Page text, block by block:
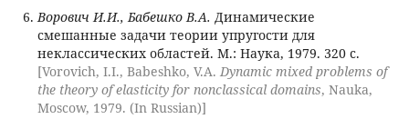
Ворович И.И., Бабешко В.А. Динамические
смешанные задачи теории упругости для
неклассических областей. М.: Наука, 1979. 320 с.
[Vorovich, I.I., Babeshko, V.A. Dynamic mixed problems of
the theory of elasticity for nonclassical domains, Nauka,
Moscow, 1979. (In Russian)]